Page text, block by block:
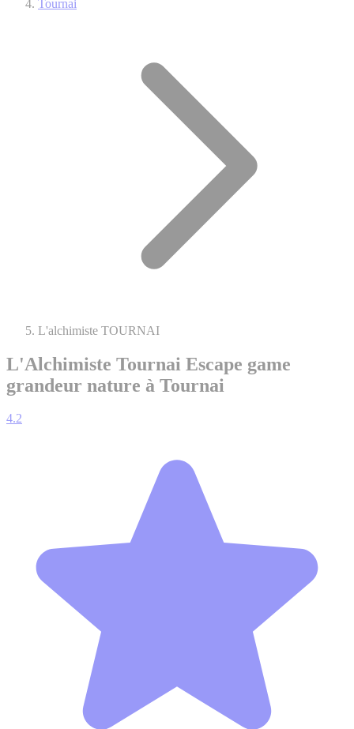
Tournai
L'alchimiste TOURNAI
L'Alchimiste Tournai Escape game
grandeur nature à Tournai
4.2